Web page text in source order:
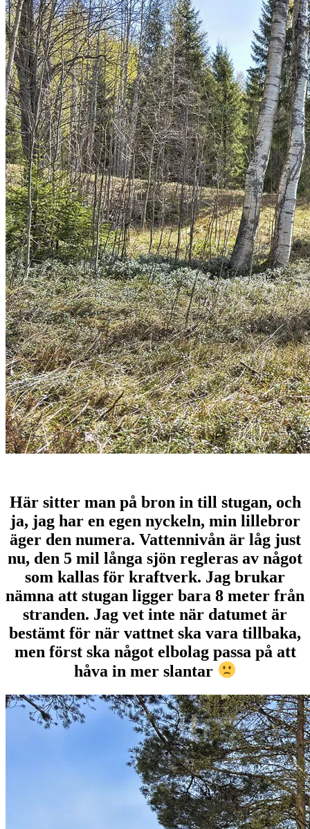
Här sitter man på bron in till stugan, och
ja, jag har en egen nyckeln, min lillebror
äger den numera. Vattennivån är låg just
nu, den 5 mil långa sjön regleras av något
som kallas för kraftverk. Jag brukar
nämna att stugan ligger bara 8 meter från
stranden. Jag vet inte när datumet är
bestämt för när vattnet ska vara tillbaka,
men först ska något elbolag passa på att
håva in mer slantar